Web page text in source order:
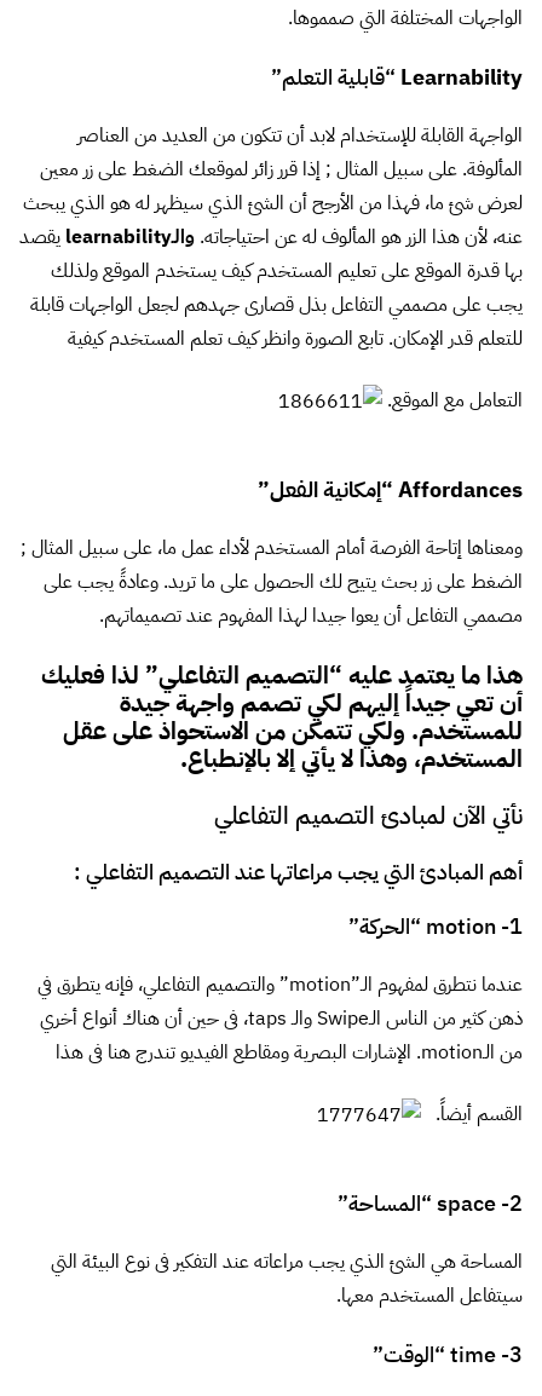
الواجهات المختلفة التي صمموها.
Learnability “قابلية التعلم”
الواجهة القابلة للإستخدام لابد أن تتكون من العديد من العناصر
المألوفة. على سبيل المثال ; إذا قرر زائر لموقعك الضغط على زر معين
لعرض شئ ما، فهذا من الأرجح أن الشئ الذي سيظهر له هو الذي يبحث
عنه، لأن هذا الزر هو المألوف له عن احتياجاته. والـlearnability
يقصد
بها قدرة الموقع على تعليم المستخدم كيف يستخدم الموقع ولذلك
يجب على مصممي التفاعل بذل قصارى جهدهم لجعل الواجهات قابلة
للتعلم قدر الإمكان. تابع الصورة وانظر كيف تعلم المستخدم كيفية
التعامل مع الموقع.
Affordances “إمكانية الفعل”
ومعناها إتاحة الفرصة أمام المستخدم لأداء عمل ما، على سبيل المثال ;
الضغط على زر بحث يتيح لك الحصول على ما تريد. وعادةً يجب على
مصممي التفاعل أن يعوا جيدا لهذا المفهوم عند تصميماتهم.
هذا ما يعتمد عليه “التصميم التفاعلي” لذا فعليك
أن تعي جيداً إليهم لكي تصمم واجهة جيدة
للمستخدم. ولكي تتمكن من الاستحواذ على عقل
المستخدم، وهذا لا يأتي إلا بالإنطباع.
نأتي الآن لمبادئ التصميم التفاعلي
أهم المبادئ التي يجب مراعاتها عند التصميم التفاعلي :
1- motion “الحركة”
عندما نتطرق لمفهوم الـ”motion” والتصميم التفاعلي، فإنه يتطرق في
ذهن كثير من الناس الـSwipe والـ taps، فى حين أن هناك أنواع أخري
من الـmotion. الإشارات البصرية ومقاطع الفيديو تندرج هنا فى هذا
القسم أيضاً.
2- space “المساحة”
المساحة هي الشئ الذي يجب مراعاته عند التفكير فى نوع البيئة التي
سيتفاعل المستخدم معها.
3- time “الوقت”